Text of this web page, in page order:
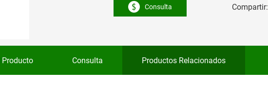
Consulta Compartir:
Producto Consulta Productos Relacionados